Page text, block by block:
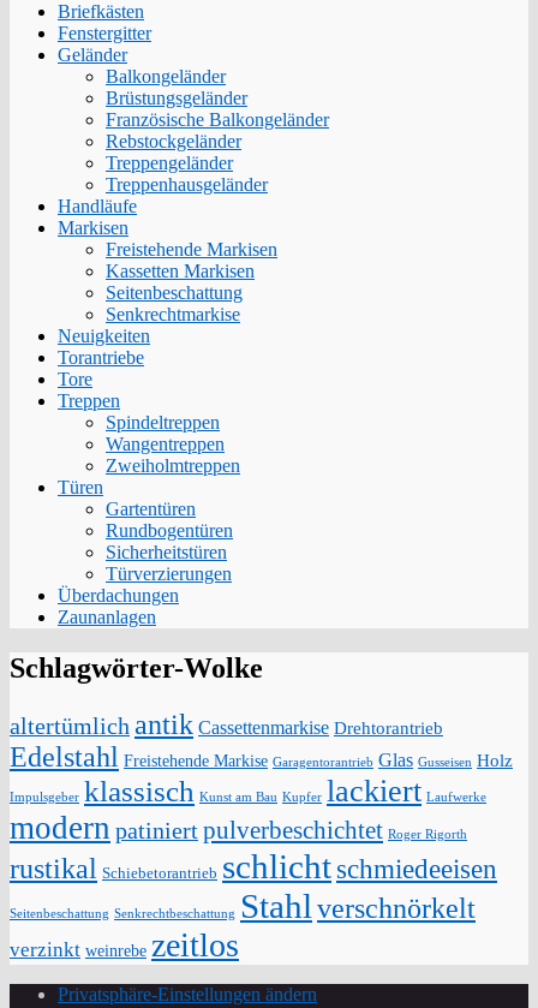
Briefkästen
Fenstergitter
Geländer
Balkongeländer
Brüstungsgeländer
Französische Balkongeländer
Rebstockgeländer
Treppengeländer
Treppenhausgeländer
Handläufe
Markisen
Freistehende Markisen
Kassetten Markisen
Seitenbeschattung
Senkrechtmarkise
Neuigkeiten
Torantriebe
Tore
Treppen
Spindeltreppen
Wangentreppen
Zweiholmtreppen
Türen
Gartentüren
Rundbogentüren
Sicherheitstüren
Türverzierungen
Überdachungen
Zaunanlagen
Schlagwörter-Wolke
altertümlich antik Cassettenmarkise Drehtorantrieb
Edelstahl Freistehende Markise Garagentorantrieb Glas Gusseisen Holz
Impulsgeber klassisch Kunst am Bau Kupfer lackiert Laufwerke
modern patiniertpulverbeschichtet Roger Rigorth
rustikal Schiebetorantrieb schlichtschmiedeeisen
Seitenbeschattung Senkrechtbeschattung Stahl verschnörkelt
verzinkt weinrebe zeitlos
Privatsphäre-Einstellungen ändern